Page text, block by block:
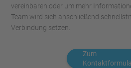
vereinbaren oder um mehr
Team wird sich anschließend
Verbindung setzen.
Zum